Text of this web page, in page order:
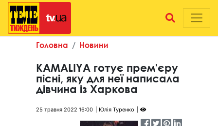
Головна Новини
KAMALIYA готує прем'єру
пісні, яку для неї написала
дівчина із Харкова
25 травня 2022 16:00 Юлія Туренко